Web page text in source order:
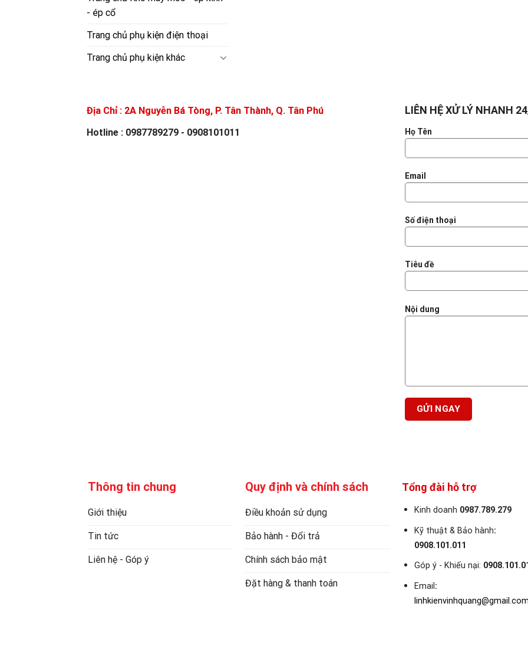
- ép cổ
Trang chủ phụ kiện điện thoại
Trang chủ phụ kiện khác
Địa Chỉ : 2A Nguyễn Bá Tòng, P. Tân Thành, Q. Tân Phú
Hotline : 0987789279 - 0908101011
LIÊN HỆ XỬ LÝ NHANH
Họ Tên
Email
Số điện thoại
Tiêu đề
Nội dung
Thông tin chung
Giới thiệu
Tin tức
Liên hệ - Góp ý
Quy định và chính sách
Điều khoản sử dụng
Bảo hành - Đổi trả
Chính sách bảo mật
Đặt hàng & thanh toán
Tổng đài hỗ trợ
Kinh doanh 0987.789.279
Kỹ thuật & Bảo hành:
0908.101.011
Góp ý - Khiếu nại:
Email :